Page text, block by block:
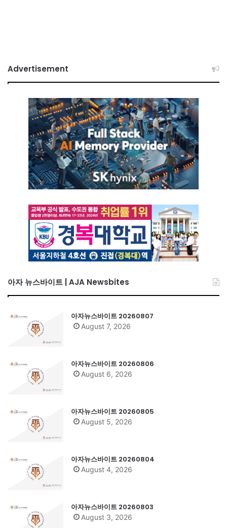
Advertisement
아자 뉴스바이트 | AJA Newsbites
아자뉴스바이트 20260807
August 7, 2026
아자뉴스바이트 20260806
August 6, 2026
아자뉴스바이트 20260805
August 5, 2026
아자뉴스바이트 20260804
August 4, 2026
아자뉴스바이트 20260803
August 3, 2026